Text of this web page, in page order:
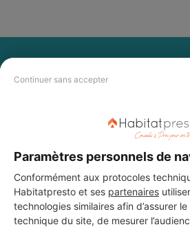
Continuer sans accepter
Paramètres personnels de
Conformément aux protocoles
Habitatpresto et ses partenaires
technologies similaires afin d’assurer
technique du site, de mesurer
PAS LE
Vous souhaitez réaliser des travaux et ne
choisir ? Demandez des devis travaux
professionnels partout